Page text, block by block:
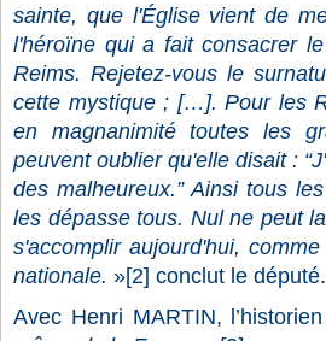
sainte, que l'Église vient de
l'héroïne qui a fait consacrer
Reims. Rejetez-vous le
cette mystique ; […]. Pour les
en magnanimité toutes les
peuvent oublier qu'elle disait :
des malheureux.” Ainsi tous
les dépasse tous. Nul ne peut
s'accomplir aujourd'hui,
nationale. »[2] conclut le député.
Avec Henri MARTIN,